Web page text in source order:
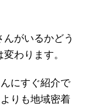
がいるかどう
わります。
にすぐ紹介で
りも地域密着